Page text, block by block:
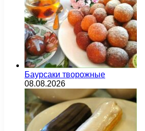
Баурсаки творожные
08.08.2026